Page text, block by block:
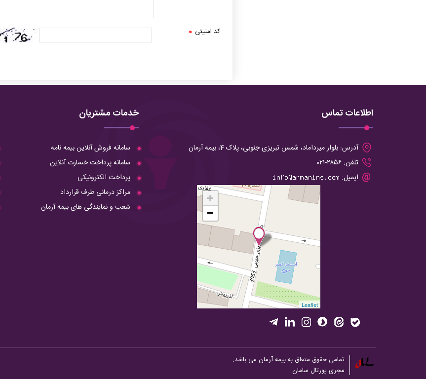
کد امنیتی *
اطلاعات تماس
آدرس: بلوار میرداماد، شمس تبریزی جنوبی، پلاک 4، بیمه آرمان
تلفن: ۲۸۵۶-۰۲۱
ایمیل:
+
−
Leaflet
خدمات مشتریان
سامانه فروش آنلاین بیمه نامه
سامانه پرداخت خسارت آنلاین
پرداخت الکترونیکی
مراکز درمانی طرف قرارداد
شعب و نمایندگی های بیمه آرمان
تمامی حقوق متعلق به بیمه آرمان می باشد.
مجریپورتال سامان